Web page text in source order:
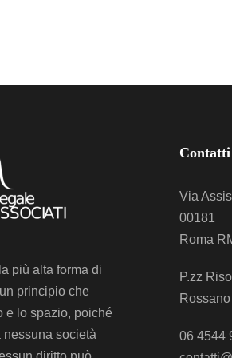
più alta forma di
principio che
e lo spazio, poiché
società
Contatti
Via
00181
Roma
P.zz
06 4544